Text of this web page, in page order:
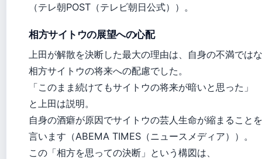
（テレ朝POST（テレビ朝日公式））。
相方サイトウの展望への心配
上田が解散を決断した最大の理由は、自身の不満では
相方サイトウの将来への配慮でした。
「このまま続けてもサイトウの将来が暗いと思った」
と上田は説明。
自身の酒癖が原因でサイトウの芸人生命が縮まること
言います（ABEMA TIMES（ニュースメディア））。
この「相方を思っての決断」という構図は、